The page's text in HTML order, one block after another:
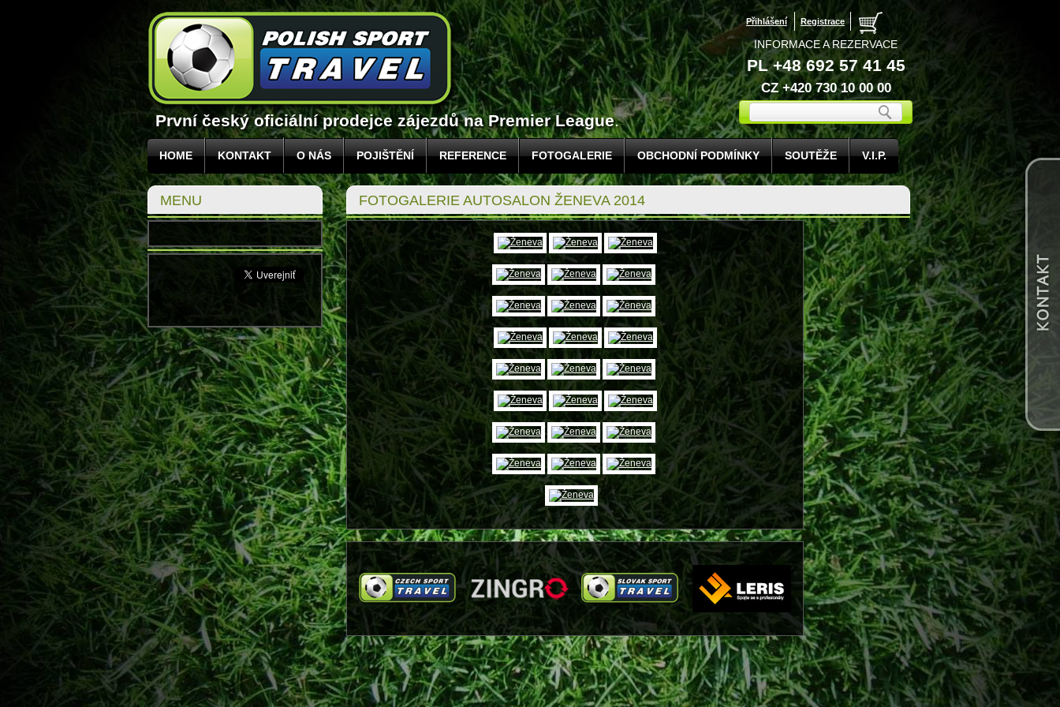
První český oficiální prodejce zájezdů na Premier League.
Přihlášení Registrace
INFORMACE A REZERVACE
PL +48 692 57 41 45
CZ +420 730 10 00 00
HOME KONTAKT O NÁS POJIŠTĚNÍ REFERENCE FOTOGALERIE OBCHODNÍ PODMÍNKY SOUTĚŽE V.I.P.
MENU FOTOGALERIE AUTOSALON ŽENEVA 2014